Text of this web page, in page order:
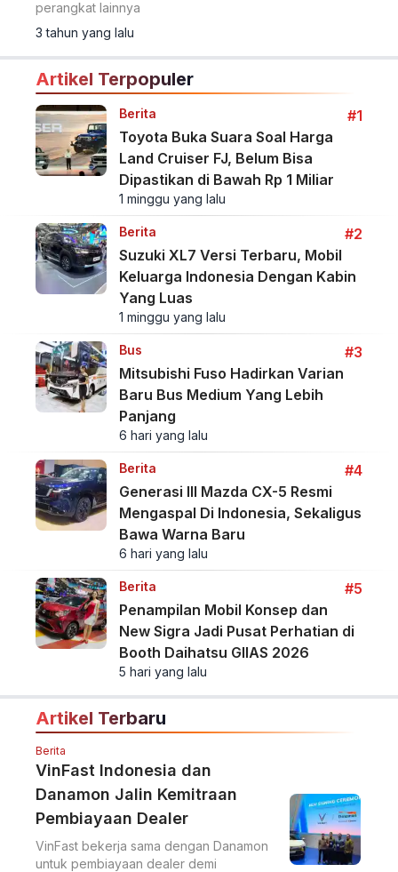
perangkat lainnya
3 tahun yang lalu
Artikel Terpopuler
Berita
#1
Toyota Buka Suara Soal Harga
Land Cruiser FJ, Belum Bisa
Dipastikan di Bawah Rp 1 Miliar
1 minggu yang lalu
Berita
#2
Suzuki XL7 Versi Terbaru, Mobil
Keluarga Indonesia Dengan Kabin
Yang Luas
1 minggu yang lalu
Bus
#3
Mitsubishi Fuso Hadirkan Varian
Baru Bus Medium Yang Lebih
Panjang
6 hari yang lalu
Berita
#4
Generasi III Mazda CX-5 Resmi
Mengaspal Di Indonesia, Sekaligus
Bawa Warna Baru
6 hari yang lalu
Berita
#5
Penampilan Mobil Konsep dan
New Sigra Jadi Pusat Perhatian di
Booth Daihatsu GIIAS 2026
5 hari yang lalu
Artikel Terbaru
Berita
VinFast Indonesia dan
Danamon Jalin Kemitraan
Pembiayaan Dealer
VinFast bekerja sama dengan Danamon
untuk pembiayaan dealer demi